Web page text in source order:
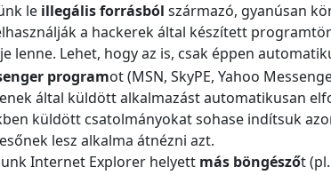
le illegális forrásból származó, gyanúsan
a hackerek által készített
je lenne. Lehet, hogy az is, csak éppen
programot (MSN, SkyPE, Yahoo
által küldött alkalmazást automatikusan
küldött csatolmányokat sohase indítsuk
lesz alkalma átnézni azt.
Internet Explorer helyett más böngészőt